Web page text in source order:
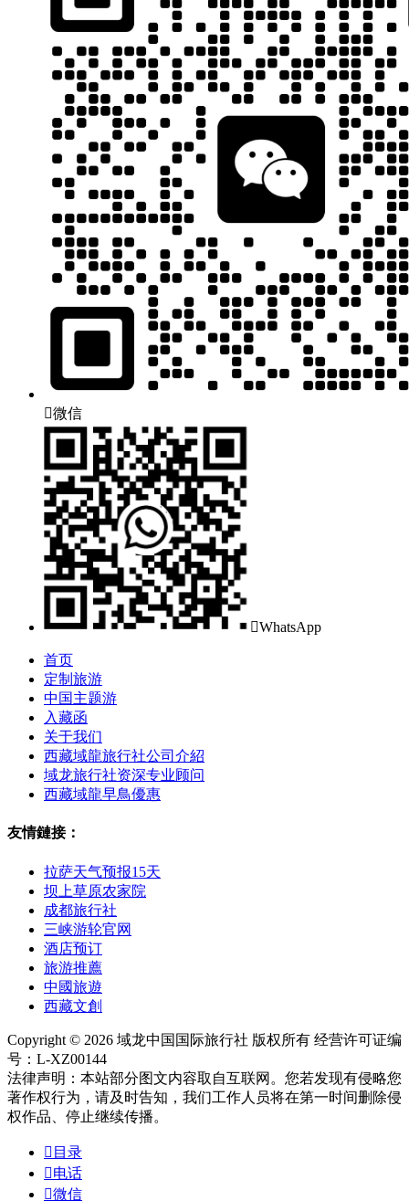
微信
WhatsApp
首页
定制旅游
中国主题游
入藏函
关于我们
西藏域龍旅行社公司介紹
域龙旅行社资深专业顾问
西藏域龍早鳥優惠
友情鏈接：
拉萨天气预报15天
坝上草原农家院
成都旅行社
三峡游轮官网
酒店预订
旅游推薦
中國旅遊
西藏文創
Copyright © 2026 域龙中国国际旅行社 版权所有 经营许可证编
号：L-XZ00144
法律声明：本站部分图文内容取自互联网。您若发现有侵略您
著作权行为，请及时告知，我们工作人员将在第一时间删除侵
权作品、停止继续传播。
 目录
电话
微信